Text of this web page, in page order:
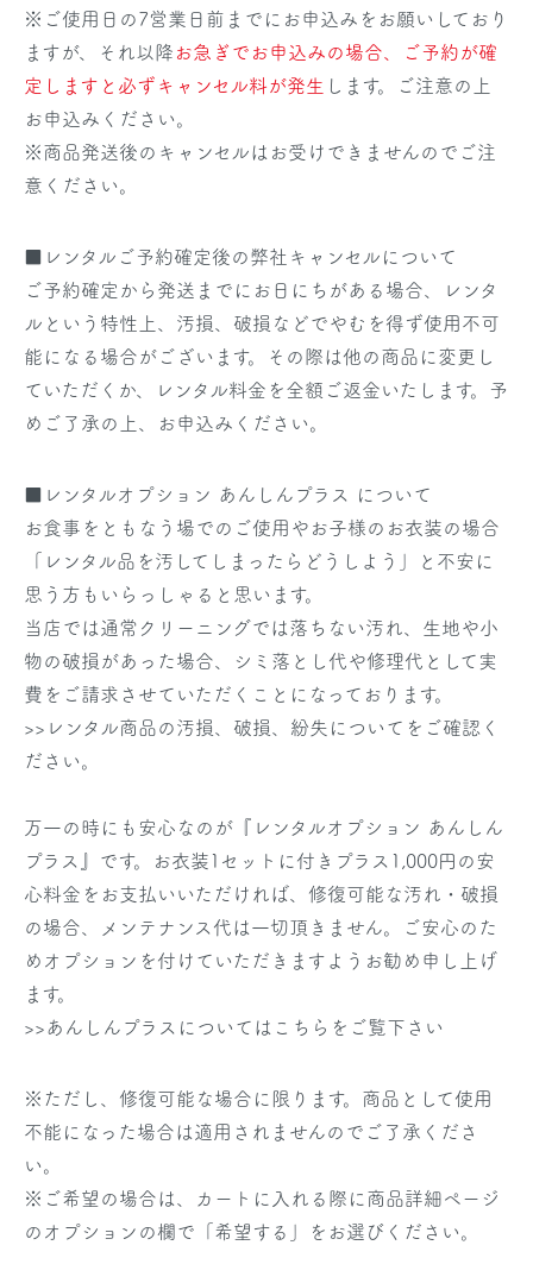
※ご使用日の7営業日前までにお申込みをお願いしており
ますが、それ以降 お急ぎでお申込みの場合、ご予約が確
定しますと必ずキャンセル料が発生 します。ご注意の上
お申込みください。
※商品発送後のキャンセルはお受けできませんのでご注
意ください。
■レンタルご予約確定後の弊社キャンセルについて
ご予約確定から発送までにお日にちがある場合、レンタ
ルという特性上、汚損、破損などでやむを得ず使用不可
能になる場合がございます。その際は他の商品に変更し
ていただくか、レンタル料金を全額ご返金いたします。予
めご了承の上、お申込みください。
■レンタルオプション あんしんプラス について
お食事をともなう場でのご使用やお子様のお衣装の場合
「レンタル品を汚してしまったらどうしよう」と不安に
思う方もいらっしゃると思います。
当店では通常クリーニングでは落ちない汚れ、生地や小
物の破損があった場合、シミ落とし代や修理代として実
費をご請求させていただくことになっております。
>>レンタル商品の汚損、破損、紛失についてをご確認く
ださい。
万一の時にも安心なのが『レンタルオプション あんしん
プラス』です。お衣装1セットに付きプラス1,000円の安
心料金をお支払いいただければ、修復可能な汚れ・破損
の場合、メンテナンス代は一切頂きません。ご安心のた
めオプションを付けていただきますようお勧め申し上げ
ます。
>>あんしんプラスについてはこちらをご覧下さい
※ただし、修復可能な場合に限ります。商品として使用
不能になった場合は適用されませんのでご了承くださ
い。
※ご希望の場合は、カートに入れる際に商品詳細ページ
のオプションの欄で「希望する」をお選びください。